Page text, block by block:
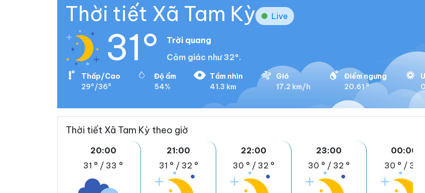
Thời tiết Xã Tam Kỳ Live
31°
Trời quang
Cảm giác như 32°.
Thấp/Cao
29°/36°
Độ ẩm
54%
Tầm nhìn
41.3 km
Gió
17.2 km/h
Điểm ngưng
20.61 °
0
Thời tiết Xã Tam Kỳ theo giờ
20:00
31 ° / 33 °
21:00
31 ° / 32 °
22:00
30 ° / 32 °
23:00
30 ° / 32 °
00:00
30 ° / 31 °